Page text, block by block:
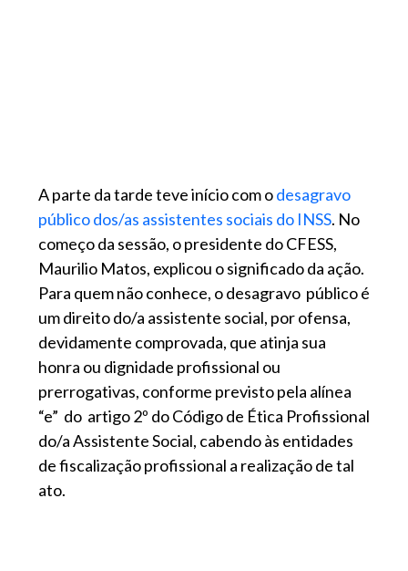
A parte da tarde teve início com odesagravo
público dos/as assistentes sociais do INSS. No
começo da sessão, o presidente do CFESS,
Maurilio Matos, explicou o significado da ação.
Para quem não conhece, o desagravo público é
um direito do/a assistente social, por ofensa,
devidamente comprovada, que atinja sua
honra ou dignidade profissional ou
prerrogativas, conforme previsto pela alínea
“e” do artigo 2º do Código de Ética Profissional
do/a Assistente Social, cabendo às entidades
de fiscalização profissional a realização de tal
ato.